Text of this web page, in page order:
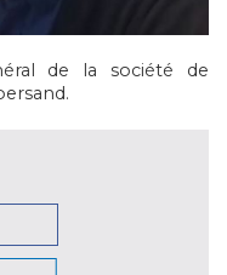
de la société de